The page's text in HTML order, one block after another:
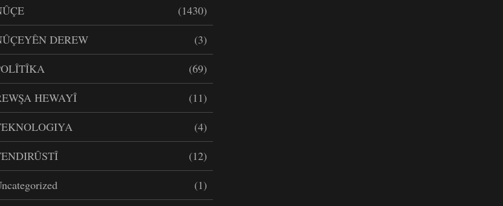
(1430)
DEREW
(3)
(69)
HEWAYÎ
(11)
(4)
(12)
(1)